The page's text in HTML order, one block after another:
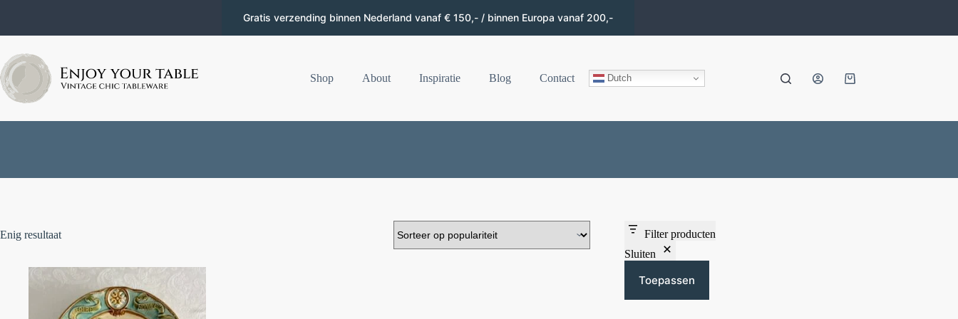
Gratis verzending binnen Nederland vanaf € 150,- / binnen Europa vanaf 200,-
Shop About Inspiratie Blog Contact Dutch
Enig resultaat
Filter producten
Sluiten
Toepassen